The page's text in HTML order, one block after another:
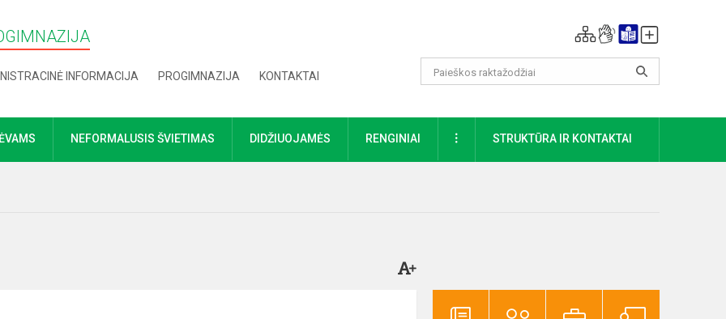
INFORMACIJA PROGIMNAZIJA KONTAKTAI
NEFORMALUSIS ŠVIETIMAS DIDŽIUOJAMĖS RENGINIAI DAUGIAUSTRUKTŪRA IR KONTAKTAI